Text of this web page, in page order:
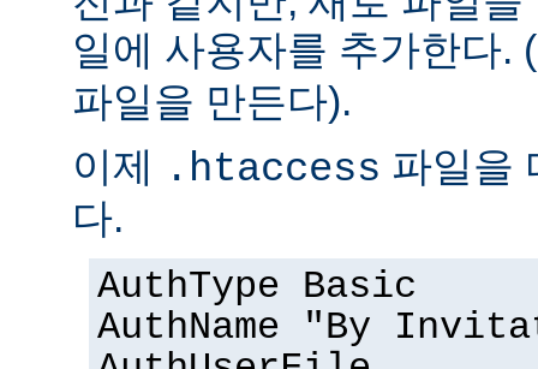
일에 사용자를 추가한다. (
파일을 만든다).
이제 .htaccess 파일을
다.
AuthType Basic
AuthName "By